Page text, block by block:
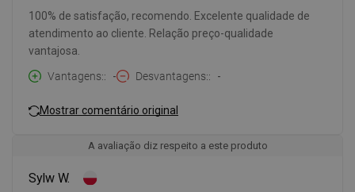
100% de satisfação, recomendo. Excelente qualidade de
atendimento ao cliente. Relação preço-qualidade
vantajosa.
Vantagens:
- Desvantagens: -
Mostrar comentário original
A avaliação diz respeito a este produto
Sylw W.